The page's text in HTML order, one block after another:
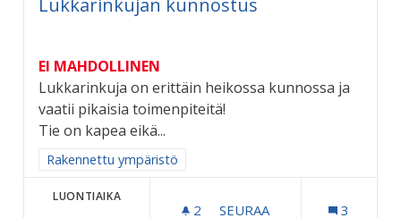
Lukkarinkujan kunnostus
EI MAHDOLLINEN
Lukkarinkuja on erittäin heikossa kunnossa ja
vaatii pikaisia toimenpiteitä!
Tie on kapea eikä...
Rajaa tulokset aihepiirin mukaan: Rakennettu ympäristö
Rakennettu ympäristö
LUONTIAIKA
2 2 SEURAAJAA
SEURAA 3